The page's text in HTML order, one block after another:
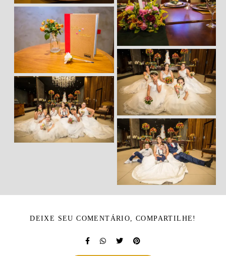
DEIXE SEU COMENTÁRIO, COMPARTILHE!